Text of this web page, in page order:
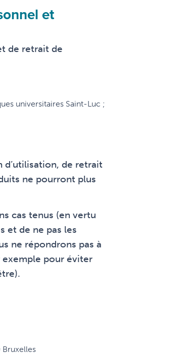
et
de retrait de
universitaires Saint-Luc ;
d’utilisation, de retrait
ne pourront plus
cas tenus (en vertu
et de ne pas les
ne répondrons pas à
exemple pour éviter
Bruxelles